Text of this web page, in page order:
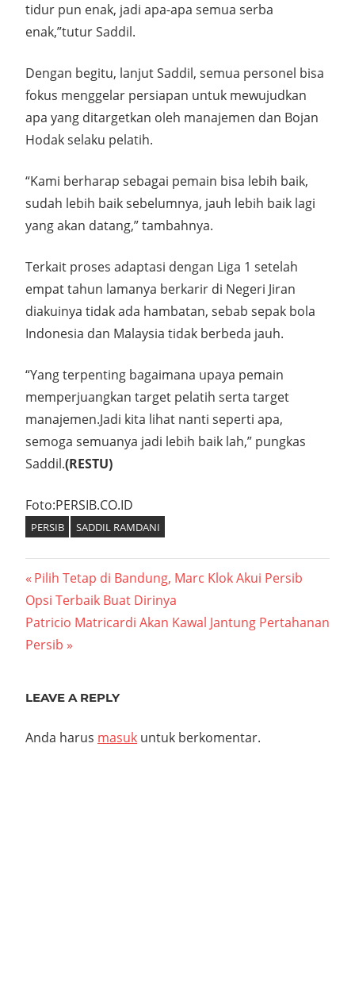
tidur pun enak, jadi apa-apa semua serba
enak,”tutur Saddil.
Dengan begitu, lanjut Saddil, semua personel bisa
fokus menggelar persiapan untuk mewujudkan
apa yang ditargetkan oleh manajemen dan Bojan
Hodak selaku pelatih.
“Kami berharap sebagai pemain bisa lebih baik,
sudah lebih baik sebelumnya, jauh lebih baik lagi
yang akan datang,” tambahnya.
Terkait proses adaptasi dengan Liga 1 setelah
empat tahun lamanya berkarir di Negeri Jiran
diakuinya tidak ada hambatan, sebab sepak bola
Indonesia dan Malaysia tidak berbeda jauh.
“Yang terpenting bagaimana upaya pemain
memperjuangkan target pelatih serta target
manajemen.Jadi kita lihat nanti seperti apa,
semoga semuanya jadi lebih baik lah,” pungkas
Saddil.(RESTU)
Foto:PERSIB.CO.ID
PERSIB SADDIL RAMDANI
Navigasi
pos
Previous
Post:
Pilih Tetap di Bandung, Marc Klok Akui Persib
Opsi Terbaik Buat Dirinya
Next
Post:
Patricio Matricardi Akan Kawal Jantung Pertahanan
Persib
LEAVE A REPLY
Anda harus masuk untuk berkomentar.